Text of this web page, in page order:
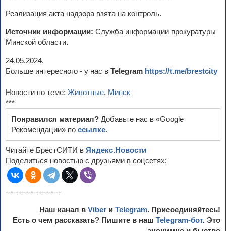
Реализация акта надзора взята на контроль.
Источник информации: Служба информации прокуратуры
Минской области.
24.05.2024.
Больше интересного - у нас в Telegram https://t.me/brestcity
Новости по теме: Животные, Минск
***
Понравился материал? Добавьте нас в «Google
Рекомендации» по ссылке.
Читайте БрестСИТИ в Яндекс.Новости
Поделиться новостью с друзьями в соцсетях:
----------------------
Наш канал в Viber и Telegram. Присоединяйтесь!
Есть о чем рассказать? Пишите в наш Telegram-бот. Это